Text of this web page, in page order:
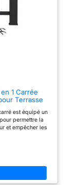
1 Carrée
Terrasse
en Maille
est équipé un
permettre la
et empêcher les
Qualité: Notre
et de cadre en
résistant à
et à la chaleur,
est incluse
la pluie lorsqu'il